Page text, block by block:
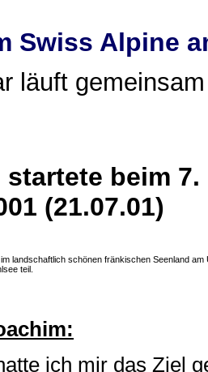
Swiss Alpine
läuft
startete beim 7.
(21.07.01)
landschaftlich schönen fränkischen Seenland am
teil.
ich mir das Ziel